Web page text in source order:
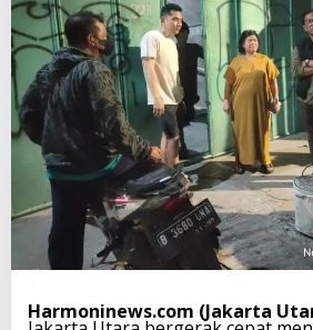
Harmoninews.com (Jakarta